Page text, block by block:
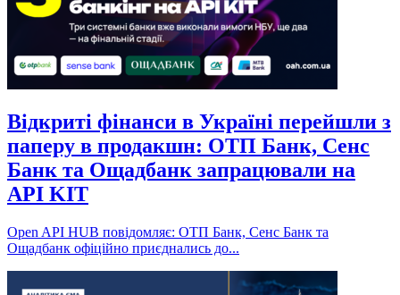
Відкриті фінанси в Україні перейшли з
паперу в продакшн: ОТП Банк, Сенс
Банк та Ощадбанк запрацювали на
API KIT
Open API HUB повідомляє: ОТП Банк, Сенс Банк та
Ощадбанк офіційно приєднались до...